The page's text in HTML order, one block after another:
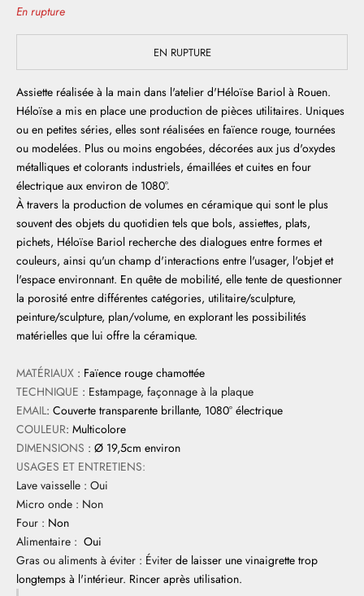
En rupture
EN RUPTURE
Assiette réalisée à la main dans l'atelier d'Héloïse Bariol à Rouen.
Héloïse a mis en place une production de pièces utilitaires. Uniques
ou en petites séries, elles sont réalisées en faïence rouge, tournées
ou modelées. Plus ou moins engobées, décorées aux jus d'oxydes
métalliques et colorants industriels, émaillées et cuites en four
électrique aux environ de 1080°.
À travers la production de volumes en céramique qui sont le plus
souvent des objets du quotidien tels que bols, assiettes, plats,
pichets, Héloïse Bariol recherche des dialogues entre formes et
couleurs, ainsi qu'un champ d'interactions entre l'usager, l'objet et
l'espace environnant. En quête de mobilité, elle tente de questionner
la porosité entre différentes catégories, utilitaire/sculpture,
peinture/sculpture, plan/volume, en explorant les possibilités
matérielles que lui offre la céramique.
MATÉRIAUX : Faïence rouge chamottée
TECHNIQUE : Estampage, façonnage à la plaque
EMAIL: Couverte transparente brillante, 1080° électrique
COULEUR: Multicolore
DIMENSIONS : Ø 19,5cm environ
USAGES ET ENTRETIENS:
Lave vaisselle : Oui
Micro onde : Non
Four : Non
Alimentaire : Oui
Gras ou aliments à éviter : Éviter de laisser une vinaigrette trop
longtemps à l'intérieur. Rincer après utilisation.